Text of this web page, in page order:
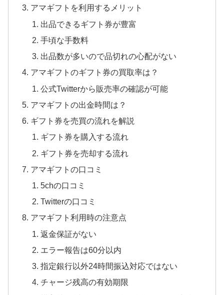
アマギフトを利用するメリット
出品できるギフト券が豊富
手頃な手数料
出品数が多いので品切れの心配がない
アマギフトのギフト券の買取率は？
公式Twitterから販売率の確認が可能
アマギフトの出金時間は？
ギフト券を売買の流れを解説
ギフト券を購入する流れ
ギフト券を売却する流れ
アマギフトの口コミ
5chの口コミ
Twitterの口コミ
アマギフト利用時の注意点
返金保証がない
エラー報告は60分以内
指定銀行以外24時間振込対応ではない
チャージ残高の有効期限